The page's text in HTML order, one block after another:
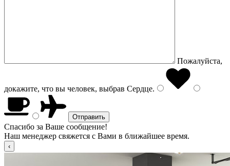
Пожалуйста,
докажите, что вы человек, выбрав Сердце.
Спасибо за Ваше сообщение!
Наш менеджер свяжется с Вами в ближайшее время.